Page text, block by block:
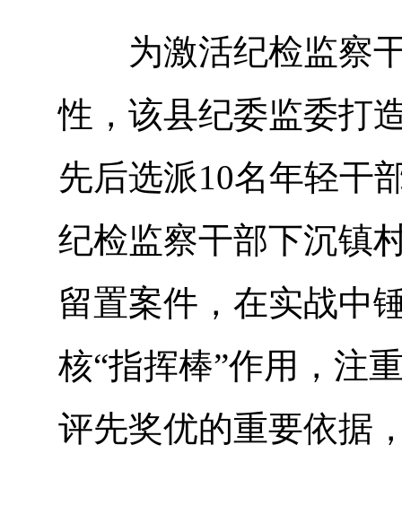
为激活纪检监察干
性，该县纪委监委打
先后选派10名年轻干
纪检监察干部下沉镇
留置案件，在实战中
核“指挥棒”作用，注
评先奖优的重要依据